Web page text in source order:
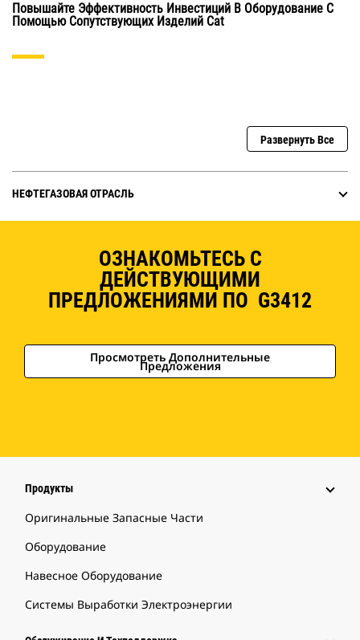
Повышайте Эффективность Инвестиций В Оборудование С
Помощью Сопутствующих Изделий Cat
Развернуть Все
НЕФТЕГАЗОВАЯ ОТРАСЛЬ
ОЗНАКОМЬТЕСЬ С
ДЕЙСТВУЮЩИМИ
ПРЕДЛОЖЕНИЯМИ ПО G3412
Просмотреть Дополнительные
Предложения
Продукты
Оригинальные Запасные Части
Оборудование
Навесное Оборудование
Системы Выработки Электроэнергии